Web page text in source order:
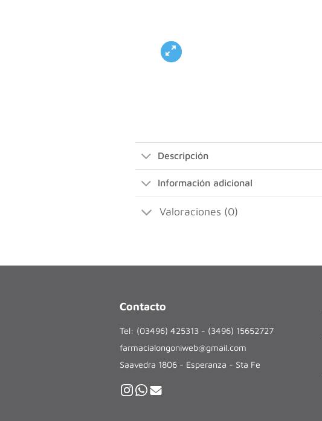
Descripción
Información adicional
Valoraciones (0)
Contacto
Tel: (03496) 425313 - (3496) 15652727
farmacialongoniweb@gmail.com
Saavedra 1806 - Esperanza - Sta Fe